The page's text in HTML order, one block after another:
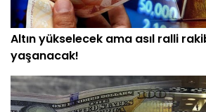
Altın yükselecek ama asıl ralli
yaşanacak!